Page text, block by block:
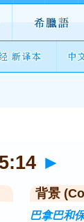
►
背景
巴拿巴和